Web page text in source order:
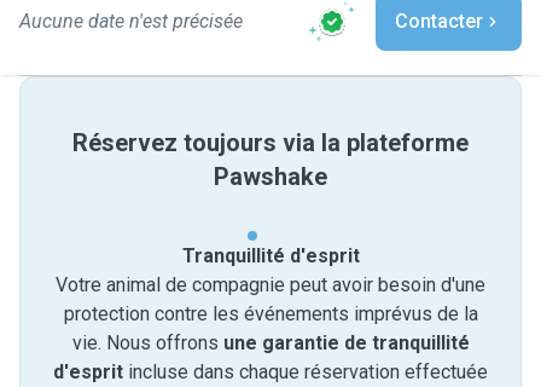
Aucune date n'est précisée Contacter
Réservez toujours via la plateforme
Pawshake
Tranquillité d'esprit
Votre animal de compagnie peut avoir besoin d'une
protection contre les événements imprévus de la
vie. Nous offrons une garantie de tranquillité
d'esprit incluse dans chaque réservation effectuée